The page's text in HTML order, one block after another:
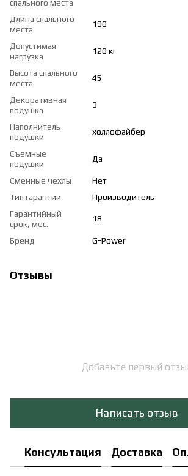
спального места
Длина спального
места
190
Допустимая
нагрузка
120 кг
Высота спального
места
45
Декоративная
подушка
3
Наполнитель
подушки
холлофайбер
Съемные
подушки
Да
Сменные чехлы
Нет
Тип гарантии
Производитель
Гарантийный
срок, мес.
18
Бренд G-Power
Отзывы
Добавьте первый
Написать отзыв
Консультация Доставка